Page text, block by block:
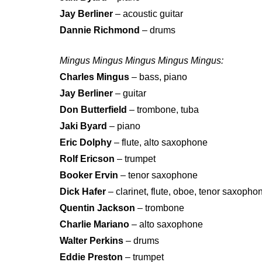
Jay Berliner – acoustic guitar
Dannie Richmond – drums
Mingus Mingus Mingus Mingus Mingus:
Charles Mingus – bass, piano
Jay Berliner – guitar
Don Butterfield – trombone, tuba
Jaki Byard – piano
Eric Dolphy – flute, alto saxophone
Rolf Ericson – trumpet
Booker Ervin – tenor saxophone
Dick Hafer – clarinet, flute, oboe, tenor
Quentin Jackson – trombone
Charlie Mariano – alto saxophone
Walter Perkins – drums
Eddie Preston – trumpet